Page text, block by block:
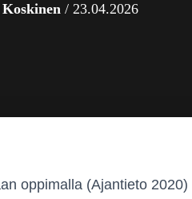
/ 23.04.2026
oppimalla (Ajantieto 2020)